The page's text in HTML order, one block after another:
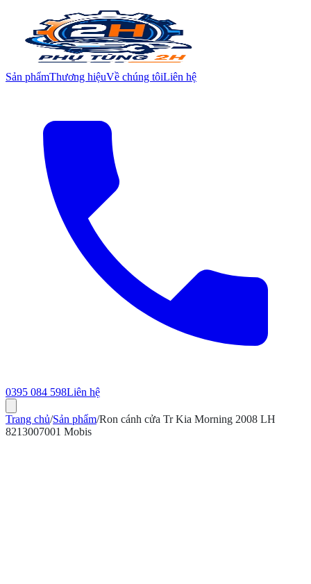
Sản phẩmThương hiệuVề chúng tôiLiên hệ
0395 084 598Liên hệ
Trang chủ/Sản phẩm/Ron cánh cửa Tr Kia Morning 2008 LH
8213007001 Mobis